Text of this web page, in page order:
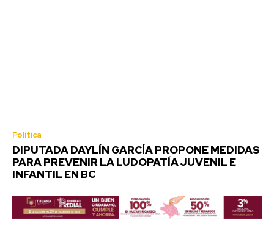
Política
DIPUTADA DAYLÍN GARCÍA PROPONE MEDIDAS
PARA PREVENIR LA LUDOPATÍA JUVENIL E
INFANTIL EN BC